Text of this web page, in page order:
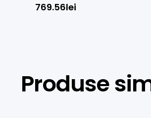
769.56lei
Produse